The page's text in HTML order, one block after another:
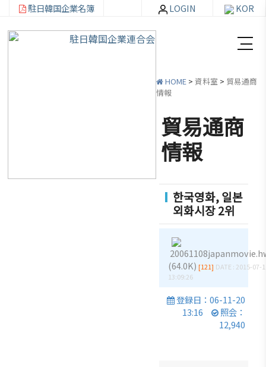
分科委
クラブ
（同好
資
料
お知ら
せ・イ
貿易通
商情報
セミナ
ー
駐日韓国企業名簿 KOR
LOGIN
HOME > 資料室 > 貿易通商
情報
貿易通商
情報
한국영화, 일본
외화시장 2위
(64.0K) [121] DATE : 2015-07-
13:09:26
登録日：06-11-20
13:16
照会：
12,940